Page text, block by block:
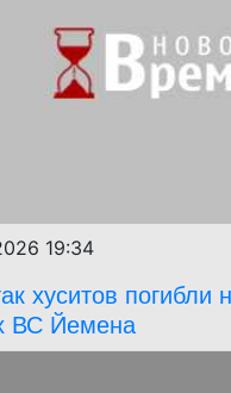
19:34
хуситов погибли
ВС Йемена